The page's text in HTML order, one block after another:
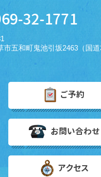
32-1771
市五和町鬼池引坂2463（国道
ご予約
お問い合わせ
アクセス